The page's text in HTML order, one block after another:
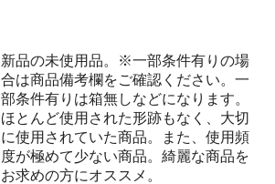
新品の未使用品。※一部条件有りの場
合は商品備考欄をご確認ください。一
部条件有りは箱無しなどになります。
ほとんど使用された形跡もなく、大切
に使用されていた商品。また、使用頻
度が極めて少ない商品。綺麗な商品を
お求めの方にオススメ。